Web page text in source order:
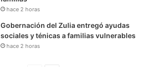
hace 2 horas
Gobernación del Zulia entregó ayudas
sociales y ténicas a familias vulnerables
hace 2 horas